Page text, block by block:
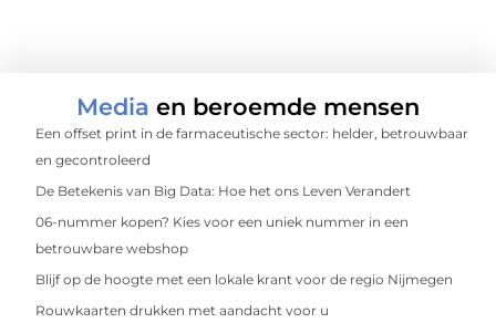
Media en beroemde mensen
Een offset print in de farmaceutische sector: helder, betrouwbaar
en gecontroleerd
De Betekenis van Big Data: Hoe het ons Leven Verandert
06-nummer kopen? Kies voor een uniek nummer in een
betrouwbare webshop
Blijf op de hoogte met een lokale krant voor de regio Nijmegen
Rouwkaarten drukken met aandacht voor u